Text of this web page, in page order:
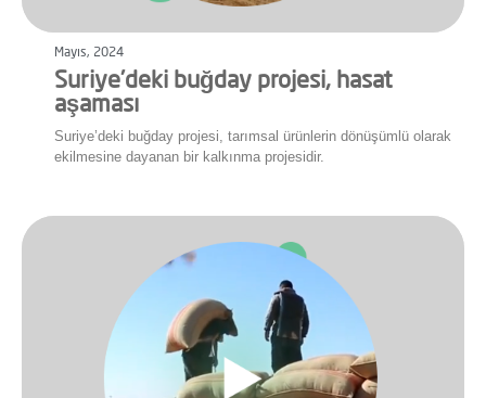
Mayıs, 2024
Suriye’deki buğday projesi, hasat
aşaması
Suriye’deki buğday projesi, tarımsal ürünlerin dönüşümlü olarak
ekilmesine dayanan bir kalkınma projesidir.